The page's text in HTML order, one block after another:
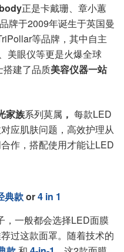
正是卡戴珊、章小蕙
牌于2009年诞生于英国曼
等品牌，其中自主
美眼仪等更是火爆全球
搭建了品质美容仪器一站
家族系列莫属 ， 每款LED
应肌肤问题，高效护理从
作，搭配使用才能让LED
典款or4 in 1
，一般都会选择LED面膜
过这款面罩。随着技术的